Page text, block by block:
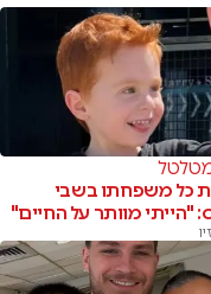
כל משפחתו בשבי
"הייתי מוותר על החיים"